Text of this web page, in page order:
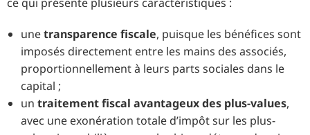
unetransparence fiscale, puisque les bénéfices sont
imposés directement entre les mains des associés,
proportionnellement à leurs parts sociales dans le
capital ;
un traitement fiscal avantageux des plus-values,
avec une exonération totale d’impôt sur les plus-